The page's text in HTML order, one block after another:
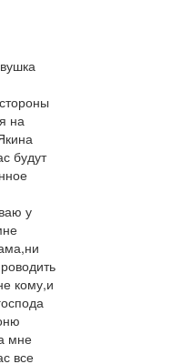
на
будут
у
кому,и
мне
все